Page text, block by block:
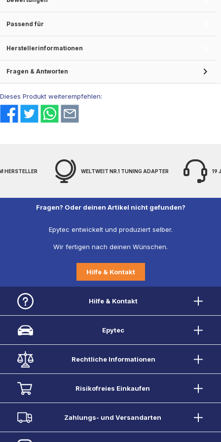
Passend für
Herstellerinformationen
Fragen & Antworten
Dieses Produkt weiterempfehlen:
HERSTELLER WELTWEIT NR.1 TUNING ADAPTER 19
Fragen? Oder deinen Artikel nicht gefunden?
Epytec entwickelt und produziert selber.
Wir fertigen nach deinen Wünschen.
Hilfe & Kontakt
Hilfe & Kontakt
Epytec
Rechtliche Informationen
Risikofreies Einkaufen
Zahlungs- und Versandarten